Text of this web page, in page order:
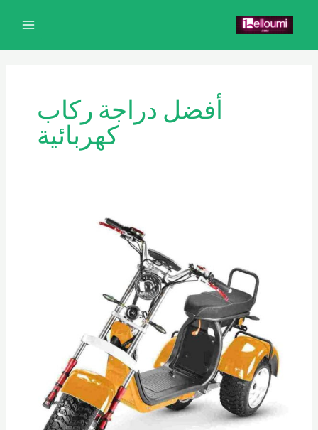
أفضل دراجة ركاب
كهربائية